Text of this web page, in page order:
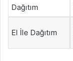
Dağıtım
El İle Dağıtım